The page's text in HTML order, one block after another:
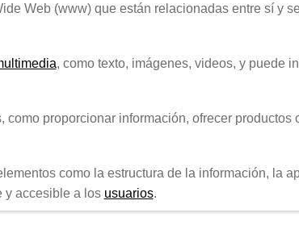
Web (www) que están relacionadas entre sí y
, como texto, imágenes, videos, y puede
proporcionar información, ofrecer productos
como la estructura de la información, la
y accesible a los usuarios.